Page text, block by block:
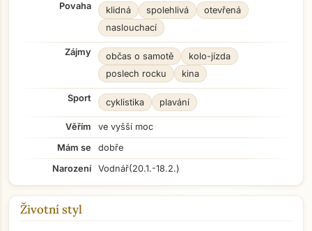
Povaha klidná spolehlivá
otevřená
naslouchací
Zájmy občas o samotě
kolo-jízda
poslech rocku
kina
Sport cyklistika plavání
Věřím
ve vyšší moc
Mám se
dobře
Narození
Vodnář(20.1.-18.2.)
Životní styl